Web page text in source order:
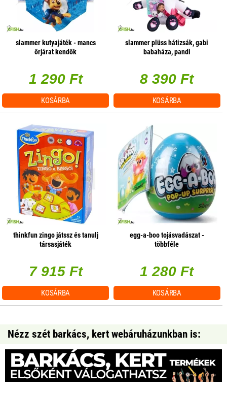
slammer kutyajáték - mancs
őrjárat kendők
1 290 Ft
KOSÁRBA
slammer plüss hátizsák, gabi
babaháza, pandi
8 390 Ft
KOSÁRBA
thinkfun zingo játssz és tanulj
társasjáték
7 915 Ft
KOSÁRBA
egg-a-boo tojásvadászat -
többféle
1 280 Ft
KOSÁRBA
Nézz szét barkács, kert webáruházunkban is: